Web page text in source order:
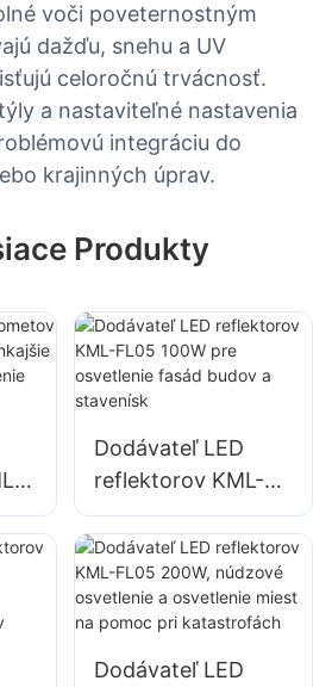
voči poveternostným
dažďu, snehu a UV
celoročnú trvácnosť.
a nastaviteľné nastavenia
integráciu do
krajinných úprav.
Produkty
Dodávateľ LED
reflektorov KML-
FL05 100W pre
osvetlenie fasád
budov a stavenísk
Dodávateľ LED